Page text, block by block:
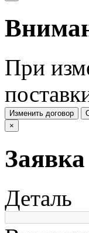
При
Изменить договор
×
Деталь